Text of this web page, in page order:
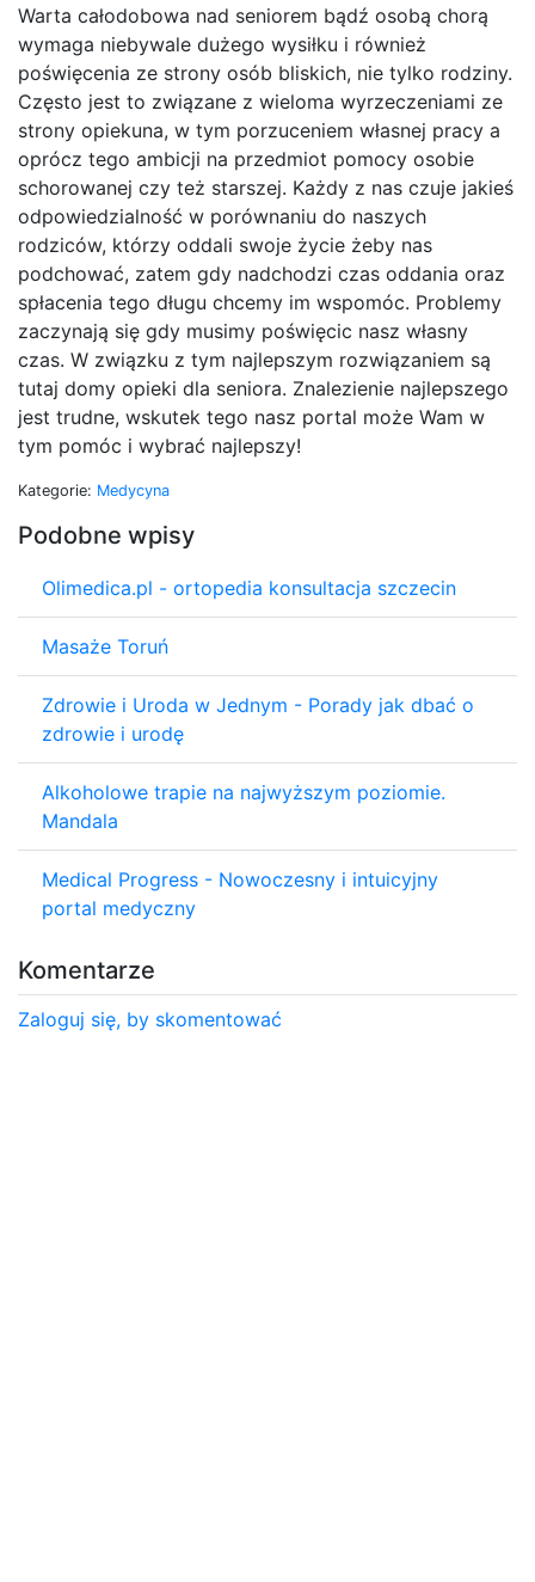
Warta całodobowa nad seniorem bądź osobą chorą
wymaga niebywale dużego wysiłku i również
poświęcenia ze strony osób bliskich, nie tylko rodziny.
Często jest to związane z wieloma wyrzeczeniami ze
strony opiekuna, w tym porzuceniem własnej pracy a
oprócz tego ambicji na przedmiot pomocy osobie
schorowanej czy też starszej. Każdy z nas czuje jakieś
odpowiedzialność w porównaniu do naszych
rodziców, którzy oddali swoje życie żeby nas
podchować, zatem gdy nadchodzi czas oddania oraz
spłacenia tego długu chcemy im wspomóc. Problemy
zaczynają się gdy musimy poświęcic nasz własny
czas. W związku z tym najlepszym rozwiązaniem są
tutaj domy opieki dla seniora. Znalezienie najlepszego
jest trudne, wskutek tego nasz portal może Wam w
tym pomóc i wybrać najlepszy!
Kategorie: Medycyna
Podobne wpisy
Olimedica.pl - ortopedia konsultacja szczecin
Masaże Toruń
Zdrowie i Uroda w Jednym - Porady jak dbać o
zdrowie i urodę
Alkoholowe trapie na najwyższym poziomie.
Mandala
Medical Progress - Nowoczesny i intuicyjny
portal medyczny
Komentarze
Zaloguj się, by skomentować